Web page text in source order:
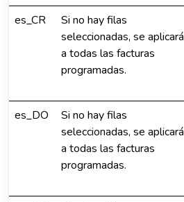
es_CR
Si no hay filas
seleccionadas, se aplicará
a todas las facturas
programadas.
es_DO
Si no hay filas
seleccionadas, se aplicará
a todas las facturas
programadas.